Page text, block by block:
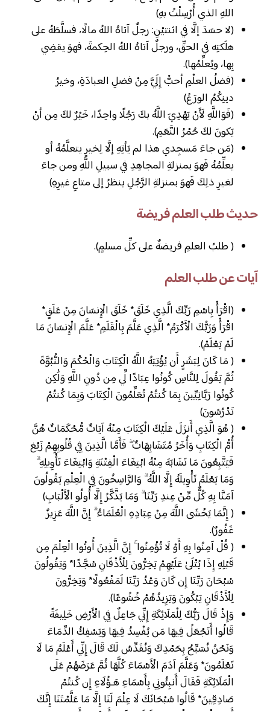
اللهِ الذي أُرْسِلْتُ بهِ)
(لا حسَدَ إلَّا في اثنتيْنِ: رجلٌ آتاهُ اللهُ مالًا، فسلَّطَهُ على
هلَكتِه في الحقِّ، ورجلٌ آتاهُ اللهُ الحِكمةَ، فهوَ يقضِي
بِها، ويُعلِّمُها).
(فضلُ العلْمِ أحبُّ إِلَيَّ مِنْ فضلِ العبادَةِ، وخيرُ
دينِكُمُ الورَعُ)
(فَوَاللَّهِ لَأَنْ يَهْدِيَ اللَّهُ بكَ رَجُلًا واحِدًا، خَيْرٌ لكَ مِن أنْ
يَكونَ لكَ حُمْرُ النَّعَمِ).
(مَن جاءَ مَسجِدي هذا لم يَأتِهِ إلَّا لِخيرٍ يتعلَّمُهُ أو
يعلِّمُهُ فَهوَ بمنزلةِ المجاهِدِ في سبيلِ اللَّهِ ومن جاءَ
لغيرِ ذلِكَ فَهوَ بمنزلةِ الرَّجُلِ ينظرُ إلى متاعِ غيرِهِ)
حديث طلب العلم فريضة
( طلبُ العلمِ فريضةٌ على كلِّ مسلمٍ).
آيات عن طلب العلم
(اقْرَأْ بِاسْمِ رَبِّكَ الَّذِي خَلَقَ* خَلَقَ الْإِنسَانَ مِنْ عَلَقٍ*
اقْرَأْ وَرَبُّكَ الْأَكْرَمُ* الَّذِي عَلَّمَ بِالْقَلَمِ* عَلَّمَ الْإِنسَانَ مَا
لَمْ يَعْلَمْ).
( مَا كَانَ لِبَشَرٍ أَن يُؤْتِيَهُ اللَّهُ الْكِتَابَ وَالْحُكْمَ وَالنُّبُوَّةَ
ثُمَّ يَقُولَ لِلنَّاسِ كُونُوا عِبَادًا لِّي مِن دُونِ اللَّهِ وَلَٰكِن
كُونُوا رَبَّانِيِّينَ بِمَا كُنتُمْ تُعَلِّمُونَ الْكِتَابَ وَبِمَا كُنتُمْ
تَدْرُسُونَ)
( هُوَ الَّذِي أَنزَلَ عَلَيْكَ الْكِتَابَ مِنْهُ آيَاتٌ مُّحْكَمَاتٌ هُنَّ
أُمُّ الْكِتَابِ وَأُخَرُ مُتَشَابِهَاتٌ ۖ فَأَمَّا الَّذِينَ فِي قُلُوبِهِمْ زَيْغ
فَيَتَّبِعُونَ مَا تَشَابَهَ مِنْهُ ابْتِغَاءَ الْفِتْنَةِ وَابْتِغَاءَ تَأْوِيلِهِ ۗ
وَمَا يَعْلَمُ تَأْوِيلَهُ إِلَّا اللَّهُ ۗ وَالرَّاسِخُونَ فِي الْعِلْمِ يَقُولُونَ
آمَنَّا بِهِ كُلٌّ مِّنْ عِندِ رَبِّنَا ۗ وَمَا يَذَّكَّرُ إِلَّا أُولُو الْأَلْبَابِ)
( إِنَّمَا يَخْشَى اللَّهَ مِنْ عِبَادِهِ الْعُلَمَاءُ ۗ إِنَّ اللَّهَ عَزِيزٌ
غَفُورٌ).
( قُلْ آمِنُوا بِهِ أَوْ لَا تُؤْمِنُوا ۚ إِنَّ الَّذِينَ أُوتُوا الْعِلْمَ مِن
قَبْلِهِ إِذَا يُتْلَىٰ عَلَيْهِمْ يَخِرُّونَ لِلْأَذْقَانِ سُجَّدًا* وَيَقُولُونَ
سُبْحَانَ رَبِّنَا إِن كَانَ وَعْدُ رَبِّنَا لَمَفْعُولًا* وَيَخِرُّونَ
لِلْأَذْقَانِ يَبْكُونَ وَيَزِيدُهُمْ خُشُوعًا).
وَإِذْ قَالَ رَبُّكَ لِلْمَلَائِكَةِ إِنِّي جَاعِلٌ فِي الْأَرْضِ خَلِيفَةً
قَالُوا أَتَجْعَلُ فِيهَا مَن يُفْسِدُ فِيهَا وَيَسْفِكُ الدِّمَاءَ
وَنَحْنُ نُسَبِّحُ بِحَمْدِكَ وَنُقَدِّسُ لَكَ قَالَ إِنِّي أَعْلَمُ مَا لَا
تَعْلَمُونَ* وَعَلَّمَ آدَمَ الْأَسْمَاءَ كُلَّهَا ثُمَّ عَرَضَهُمْ عَلَى
الْمَلَائِكَةِ فَقَالَ أَنبِئُونِي بِأَسْمَاءِ هَـؤُلَاءِ إِن كُنتُمْ
صَادِقِينَ* قَالُوا سُبْحَانَكَ لَا عِلْمَ لَنَا إِلَّا مَا عَلَّمْتَنَا إِنَّكَ